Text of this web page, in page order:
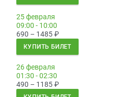
25 февраля
09:00 - 10:00
690 – 1485₽
КУПИТЬ БИЛЕТ
26 февраля
01:30 - 02:30
490 – 1185₽